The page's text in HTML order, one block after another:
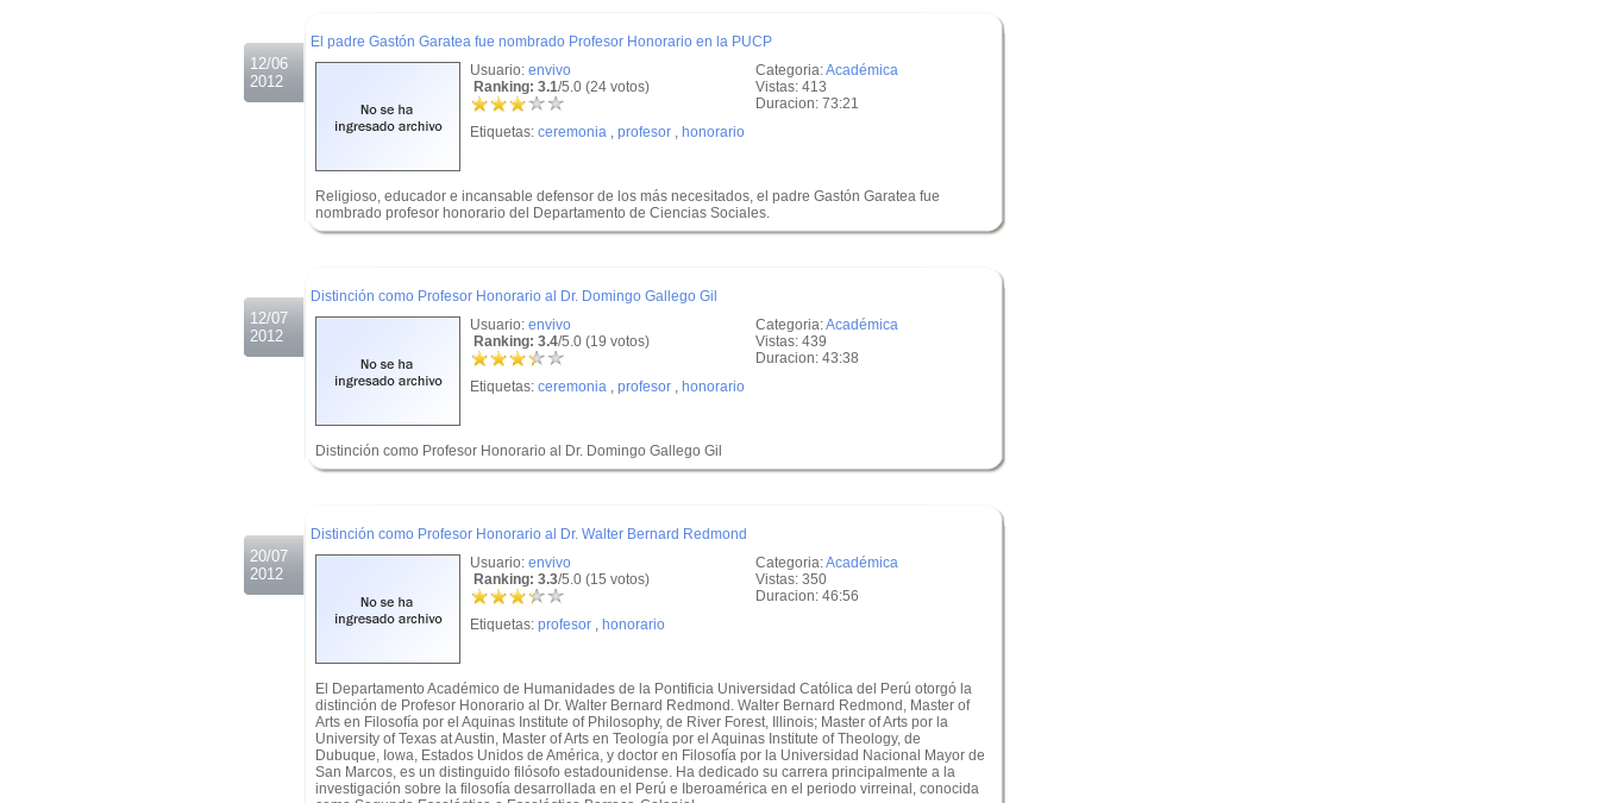
12/06
2012
El padre Gastón Garatea fue nombrado Profesor Honorario en la PUCP
Categoria:Académica
Vistas: 413
Duracion: 73:21
Usuario: envivo
Ranking: 3.1/5.0 (24 votos)
Etiquetas: ceremonia , profesor , honorario
Religioso, educador e incansable defensor de los más necesitados, el padre Gastón Garatea fue
nombrado profesor honorario del Departamento de Ciencias Sociales.
12/07
2012
Distinción como Profesor Honorario al Dr. Domingo Gallego Gil
Categoria:Académica
Vistas: 439
Duracion: 43:38
Usuario: envivo
Ranking: 3.4/5.0 (19 votos)
Etiquetas: ceremonia , profesor , honorario
Distinción como Profesor Honorario al Dr. Domingo Gallego Gil
20/07
2012
Distinción como Profesor Honorario al Dr. Walter Bernard Redmond
Categoria:Académica
Vistas: 350
Duracion: 46:56
Usuario: envivo
Ranking: 3.3/5.0 (15 votos)
Etiquetas: profesor , honorario
El Departamento Académico de Humanidades de la Pontificia Universidad Católica del Perú otorgó la
distinción de Profesor Honorario al Dr. Walter Bernard Redmond. Walter Bernard Redmond, Master of
Arts en Filosofía por el Aquinas Institute of Philosophy, de River Forest, Illinois; Master of Arts por la
University of Texas at Austin, Master of Arts en Teología por el Aquinas Institute of Theology, de
Dubuque, Iowa, Estados Unidos de América, y doctor en Filosofía por la Universidad Nacional Mayor de
San Marcos, es un distinguido filósofo estadounidense. Ha dedicado su carrera principalmente a la
investigación sobre la filosofía desarrollada en el Perú e Iberoamérica en el periodo virreinal, conocida